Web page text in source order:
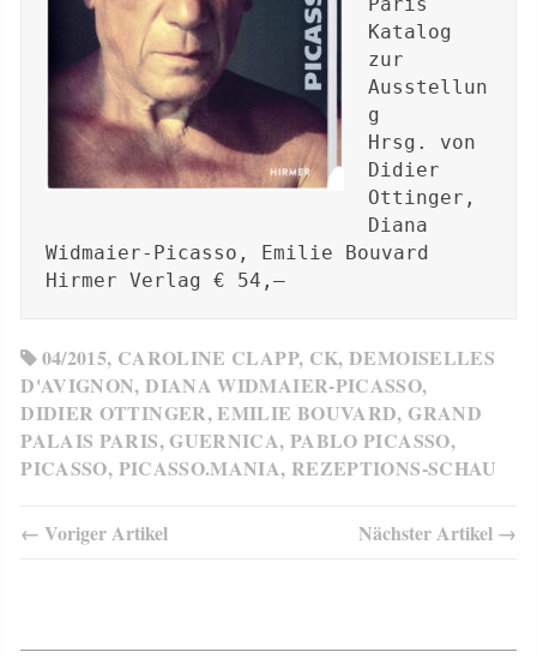
Katalog
zur
Ausstellun
g
Hrsg. von
Didier
Ottinger,
Diana
Widmaier-Picasso, Emilie Bouvard
Hirmer Verlag € 54,–
04/2015, CAROLINE CLAPP, CK,DEMOISELLES
D'AVIGNON,DIANA WIDMAIER-PICASSO,
DIDIER OTTINGER,EMILIE BOUVARD,GRAND
PALAIS PARIS,GUERNICA, PABLO PICASSO,
PICASSO, PICASSO.MANIA, REZEPTIONS-SCHAU
← Voriger Artikel Nächster Artikel →